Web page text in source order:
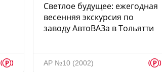
p
Светлое будущее: ежегодная
весенняя экскурсия по
заводу АвтоВАЗа в Тольятти
АР №10 (2002) p